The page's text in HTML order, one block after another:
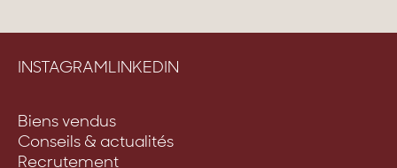
INSTAGRAMLINKEDIN
Biens vendus
Conseils & actualités
Recrutement